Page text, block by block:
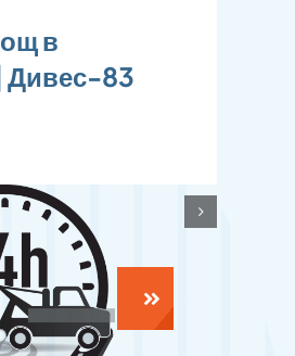
Пътна помощ в
Дружба 1 | Дивес-83